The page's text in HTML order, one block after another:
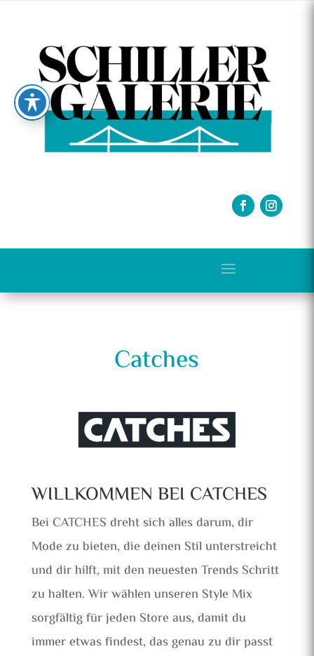
Catches
WILLKOMMEN BEI CATCHES
Bei CATCHES dreht sich alles darum, dir
Mode zu bieten, die deinen Stil unterstreicht
und dir hilft, mit den neuesten Trends Schritt
zu halten. Wir wählen unseren Style Mix
sorgfältig für jeden Store aus, damit du
immer etwas findest, das genau zu dir passt